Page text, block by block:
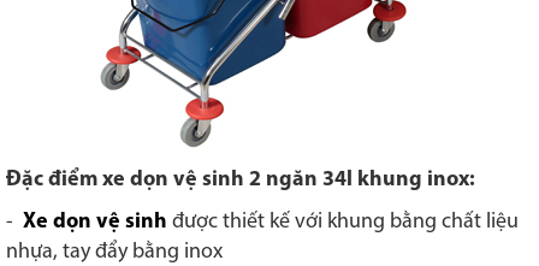
Đặc điểm xe dọn vệ sinh 2 ngăn 34l khung inox:
- Xe dọn vệ sinh được thiết kế với khung bằng chất liệu
nhựa, tay đẩy bằng inox